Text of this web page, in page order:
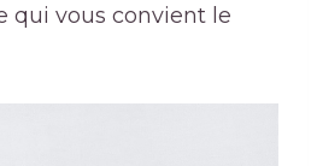
qui vous convient le